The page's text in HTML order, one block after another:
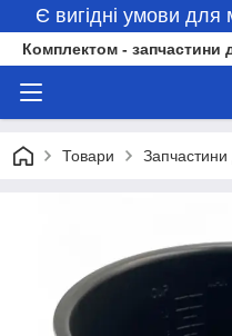
Є вигідні умови
Комплектом - запчастини
Товари